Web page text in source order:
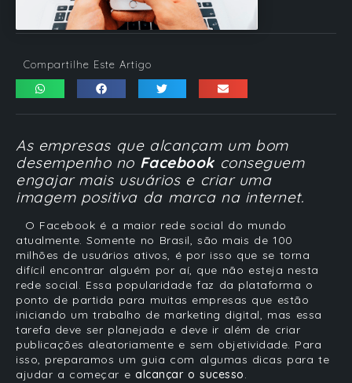
Compartilhe Este Artigo
As empresas que alcançam um bom
desempenho no Facebookconseguem
engajar mais usuários e criar uma
imagem positiva da marca na internet.
O Facebook é a maior rede social do mundo
atualmente. Somente no Brasil, são mais de 100
milhões de usuários ativos, é por isso que se torna
difícil encontrar alguém por aí, que não esteja nesta
rede social. Essa popularidade faz da plataforma o
ponto de partida para muitas empresas que estão
iniciando um trabalho de marketing digital, mas essa
tarefa deve ser planejada e deve ir além de criar
publicações aleatoriamente e sem objetividade. Para
isso, preparamos um guia com algumas dicas para te
ajudar a começar ealcançar o sucesso.